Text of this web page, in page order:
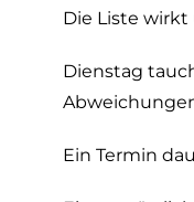
Die Liste wirkt
Dienstag
Ein Termin